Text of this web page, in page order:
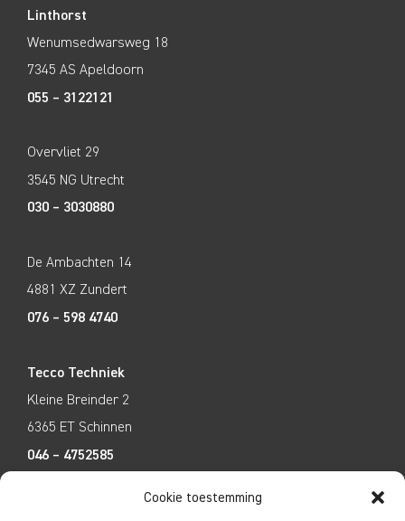
Cookie toestemming
Linthorst
Wenumsedwarsweg 18
7345 AS Apeldoorn
055 – 3122121
Overvliet 29
3545 NG Utrecht
030 – 3030880
De Ambachten 14
4881 XZ Zundert
076 – 598 4740
Tecco Techniek
Kleine Breinder 2
6365 ET Schinnen
046 – 4752585